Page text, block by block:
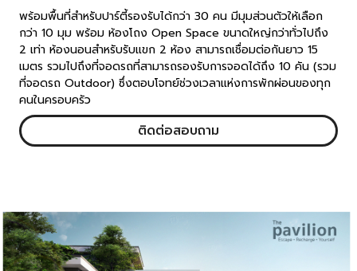
พร้อมพื้นที่สำหรับปาร์ตี้รองรับได้กว่า 30 คน มีมุมส่วนตัวให้เลือก
กว่า 10 มุม พร้อม ห้องโถง Open Space ขนาดใหญ่กว่าทั่วไปถึง
2 เท่า ห้องนอนสำหรับรับแขก 2 ห้อง สามารถเชื่อมต่อกันยาว 15
เมตร รวมไปถึงที่จอดรถที่สามารถรองรับการจอดได้ถึง 10 คัน (รวม
ที่จอดรถ Outdoor) ซึ่งตอบโจทย์ช่วงเวลาแห่งการพักผ่อนของทุก
คนในครอบครัว
ติดต่อสอบถาม